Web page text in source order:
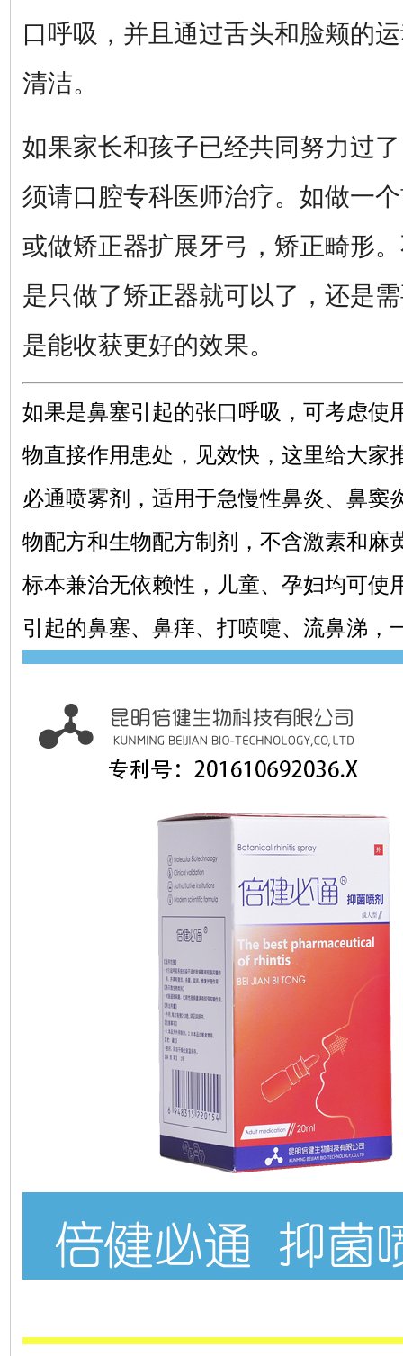
口呼吸，并且通过舌头和脸颊的
清洁。
如果家长和孩子已经共同努力过
须请口腔专科医师治疗。如做一
或做矫正器扩展牙弓，矫正畸形
是只做了矫正器就可以了，还是
是能收获更好的效果。
如果是鼻塞引起的张口呼吸，可考虑使
物直接作用患处，见效快，这里给大家
必通喷雾剂，适用于急慢性鼻炎、鼻窦
物配方和生物配方制剂，不含激素和麻
标本兼治无依赖性，儿童、孕妇均可使
引起的鼻塞、鼻痒、打喷嚏、流鼻涕，